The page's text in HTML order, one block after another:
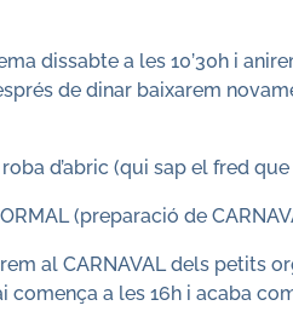
dissabte a les 10’30h i
de dinar baixarem
d’abric (qui sap el fred
(preparació de
al CARNAVAL dels petits
comença a les 16h i acaba